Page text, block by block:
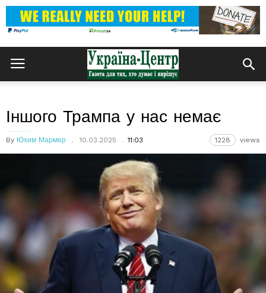
Іншого Трампа у нас немає
By Юхим Мармер 10.03.2025 11:03 1228 views